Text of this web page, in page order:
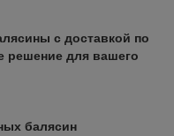
с доставкой по
решение для вашего
балясин